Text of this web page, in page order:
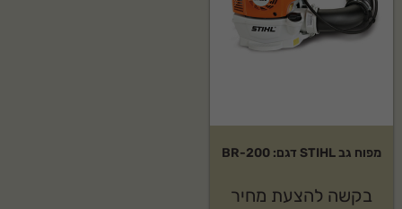
מפוח גב STIHL דגם: BR-200
בקשה להצעת מחיר